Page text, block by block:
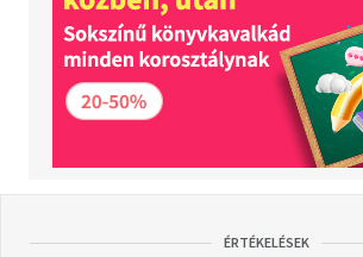
ÉRTÉKELÉSEK